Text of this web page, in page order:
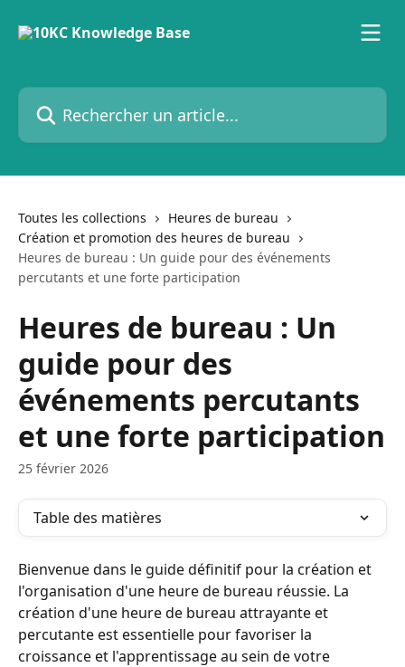
Rechercher un article...
Toutes les collections
Heures de bureau
Création et promotion des heures de bureau
Heures de bureau : Un guide pour des événements
percutants et une forte participation
Heures de bureau : Un
guide pour des
événements percutants
et une forte participation
25 février 2026
Table des matières
Bienvenue dans le guide définitif pour la création et
l'organisation d'une heure de bureau réussie. La
création d'une heure de bureau attrayante et
percutante est essentielle pour favoriser la
croissance et l'apprentissage au sein de votre